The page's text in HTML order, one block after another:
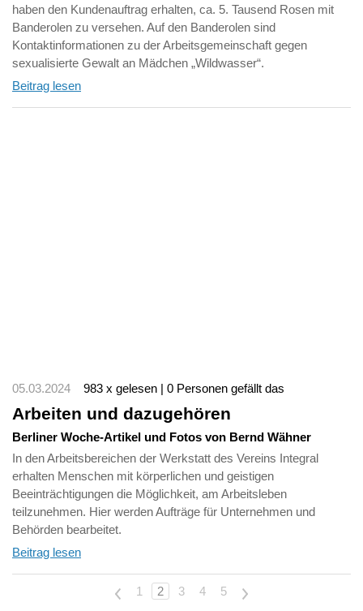
haben den Kundenauftrag erhalten, ca. 5. Tausend Rosen mit
Banderolen zu versehen. Auf den Banderolen sind
Kontaktinformationen zu der Arbeitsgemeinschaft gegen
sexualisierte Gewalt an Mädchen „Wildwasser“.
Beitrag lesen
05.03.2024 983 x gelesen | 0 Personen gefällt das
Arbeiten und dazugehören
Berliner Woche-Artikel und Fotos von Bernd Wähner
In den Arbeitsbereichen der Werkstatt des Vereins Integral
erhalten Menschen mit körperlichen und geistigen
Beeinträchtigungen die Möglichkeit, am Arbeitsleben
teilzunehmen. Hier werden Aufträge für Unternehmen und
Behörden bearbeitet.
Beitrag lesen
< 1 2 3 4 5 >